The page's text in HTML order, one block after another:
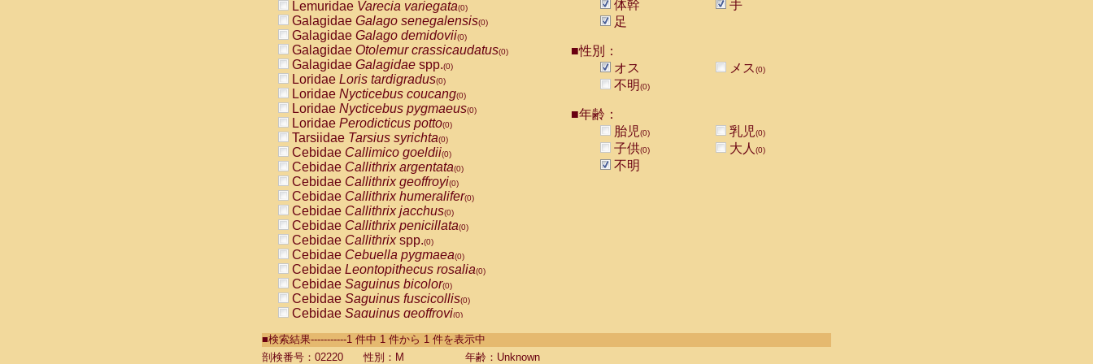
Lemuridae Varecia variegata(0)
Galagidae Galago senegalensis(0)
Galagidae Galago demidovii(0)
Galagidae Otolemur crassicaudatus(0)
Galagidae Galagidae spp.(0)
Loridae Loris tardigradus(0)
Loridae Nycticebus coucang(0)
Loridae Nycticebus pygmaeus(0)
Loridae Perodicticus potto(0)
Tarsiidae Tarsius syrichta(0)
Cebidae Callimico goeldii(0)
Cebidae Callithrix argentata(0)
Cebidae Callithrix geoffroyi(0)
Cebidae Callithrix humeralifer(0)
Cebidae Callithrix jacchus(0)
Cebidae Callithrix penicillata(0)
Cebidae Callithrixspp.(0)
Cebidae Cebuella pygmaea(0)
Cebidae Leontopithecus rosalia(0)
Cebidae Saguinus bicolor(0)
Cebidae Saguinus fuscicollis(0)
Cebidae Saguinus geoffroyi(0)
CebidaeSaguinus labiatus(0)
Cebidae Saguinus leucopus (0)
体幹
手
足
■性別：
オス
メス(0)
不明(0)
■年齢：
胎児(0) 乳児(0)
子供(0) 大人 (0)
不明
■検索結果-----------1 件中 1 件から 1 件を表示中
剖検番号：02220
性別：M 年齢：Unknown